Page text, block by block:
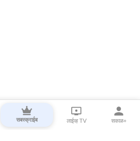
सबस्क्राईब लाईव्ह TV सकाळ+